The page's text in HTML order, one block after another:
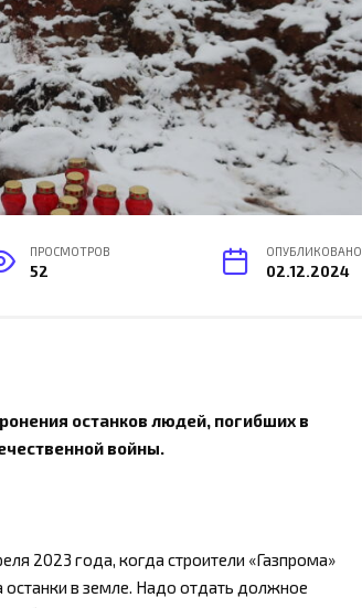
ПРОСМОТРОВ
52
ОПУБЛИКОВАНО
02.12.2024
останков людей, погибших в
войны.
2023 года, когда строители «Газпрома»
останки в земле. Надо отдать должное